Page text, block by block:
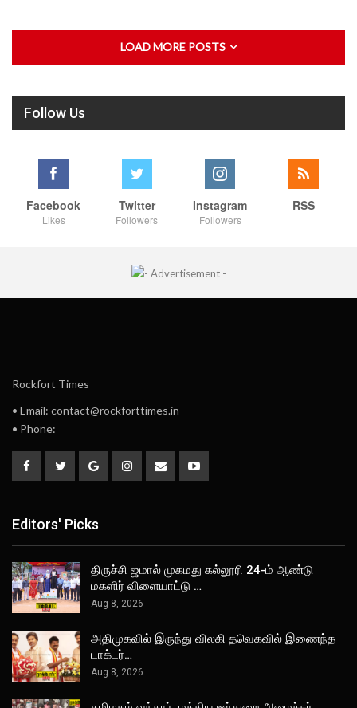
LOAD MORE POSTS
Follow Us
Facebook
Likes
Twitter
Followers
Instagram
Followers
RSS
Rockfort Times
• Email: contact@rockforttimes.in
• Phone:
Editors' Picks
திருச்சி ஜமால் முகமது கல்லூரி 24-ம் ஆண்டு
மகளிர் விளையாட்டு …
Aug 8, 2026
அதிமுகவில் இருந்து விலகி தவெகவில் இணைந்த
டாக்டர்…
Aug 8, 2026